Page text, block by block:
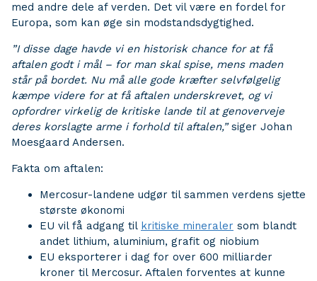
med andre dele af verden. Det vil være en fordel for
Europa, som kan øge sin modstandsdygtighed.
”I disse dage havde vi en historisk chance for at få
aftalen godt i mål – for man skal spise, mens maden
står på bordet. Nu må alle gode kræfter selvfølgelig
kæmpe videre for at få aftalen underskrevet, og vi
opfordrer virkelig de kritiske lande til at genoverveje
deres korslagte arme i forhold til aftalen,”siger Johan
Moesgaard Andersen.
Fakta om aftalen:
Mercosur-landene udgør til sammen verdens sjette
største økonomi
EU vil få adgang til kritiske mineraler som blandt
andet lithium, aluminium, grafit og niobium
EU eksporterer i dag for over 600 milliarder
kroner til Mercosur. Aftalen forventes at kunne